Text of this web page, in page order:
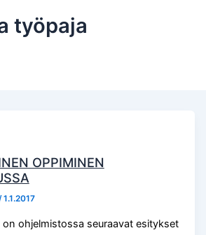
työpaja
OPPIMINEN
1.1.2017
on ohjelmistossa seuraavat esitykset